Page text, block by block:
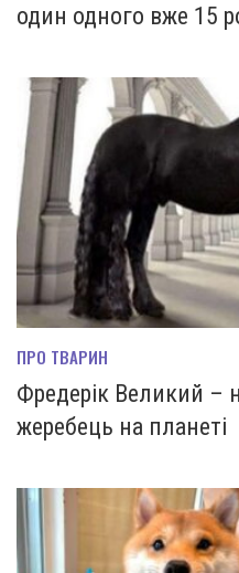
один одного вже 15
ПРО ТВАРИН
Фредерік Великий –
жеребець на планеті